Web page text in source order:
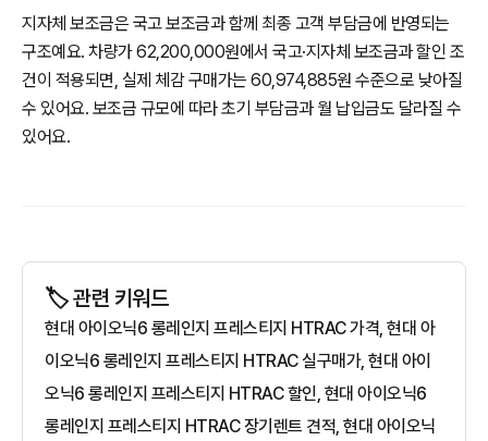
지자체 보조금은 국고 보조금과 함께 최종 고객 부담금에 반영되는
구조예요. 차량가 62,200,000원에서 국고·지자체 보조금과 할인 조
건이 적용되면, 실제 체감 구매가는 60,974,885원 수준으로 낮아질
수 있어요. 보조금 규모에 따라 초기 부담금과 월 납입금도 달라질 수
있어요.
🏷️ 관련 키워드
현대 아이오닉6 롱레인지 프레스티지 HTRAC 가격, 현대 아
이오닉6 롱레인지 프레스티지 HTRAC 실구매가, 현대 아이
오닉6 롱레인지 프레스티지 HTRAC 할인, 현대 아이오닉6
롱레인지 프레스티지 HTRAC 장기렌트 견적, 현대 아이오닉